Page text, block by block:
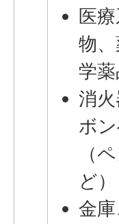
医
物
学
消
ボ
（
ど）
金